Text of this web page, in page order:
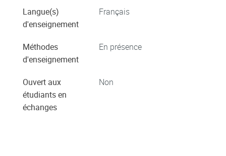
Langue(s)
d'enseignement
Français
Méthodes
d'enseignement
En présence
Ouvert aux
étudiants en
échanges
Non